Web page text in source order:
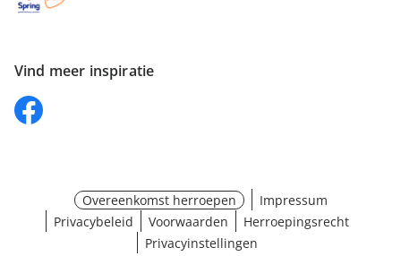
Vind meer inspiratie
Overeenkomst herroepen
Impressum
Privacybeleid
Voorwaarden
Herroepingsrecht
Privacyinstellingen